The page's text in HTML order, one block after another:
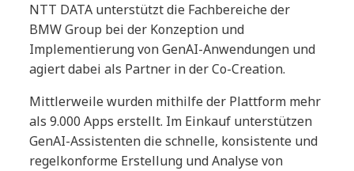
NTT DATA unterstützt die Fachbereiche der
BMW Group bei der Konzeption und
Implementierung von GenAI-Anwendungen und
agiert dabei als Partner in der Co-Creation.
Mittlerweile wurden mithilfe der Plattform mehr
als 9.000 Apps erstellt. Im Einkauf unterstützen
GenAI-Assistenten die schnelle, konsistente und
regelkonforme Erstellung und Analyse von